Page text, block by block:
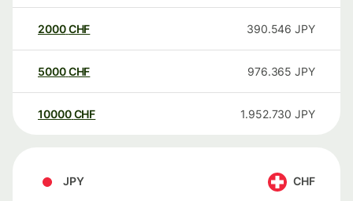
2000CHF 390.546 JPY
5000CHF 976.365 JPY
10000 CHF 1.952.730 JPY
JPY CHF